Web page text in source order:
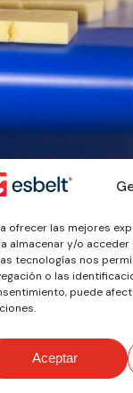
ofrecer las mejores
almacenar y/o
tecnologías nos
o las
puede
Aceptar